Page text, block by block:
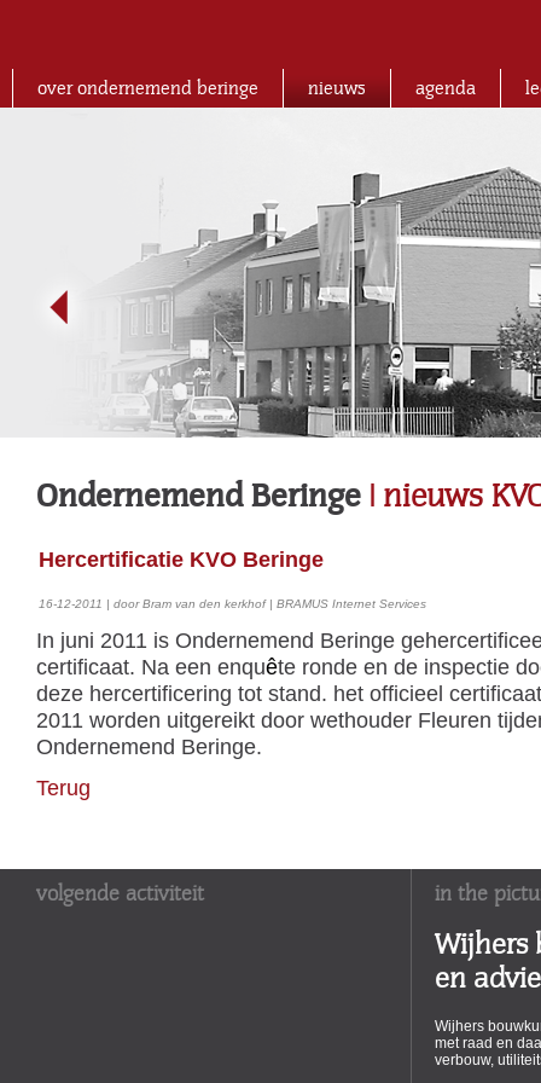
over ondernemend beringe nieuws agenda
Ondernemend Beringe | nieuws
Hercertificatie KVO Beringe
16-12-2011 | door Bram van den kerkhof | BRAMUS Internet Services
In juni 2011 is Ondernemend Beringe
certificaat. Na een enquête ronde en de inspectie
deze hercertificering tot stand. het officieel
2011 worden uitgereikt door wethouder Fleuren
Ondernemend Beringe.
Terug
volgende activiteit in the
Wijhers
en
Wijhers
met raad en
verbouw,